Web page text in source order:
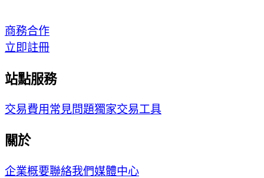
商務合作
立即註冊
站點服務
交易費用常見問題獨家交易工具
關於
企業概要聯絡我們媒體中心